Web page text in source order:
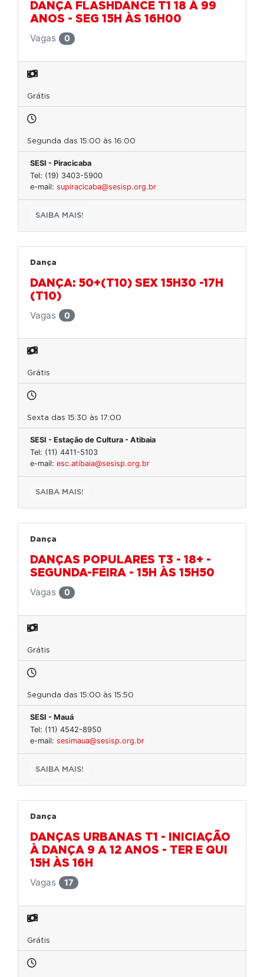
DANÇA FLASHDANCE T1 18 À 99
ANOS - SEG 15H ÀS 16H00
Vagas
0
Grátis
Segunda das 15:00 às 16:00
SESI - Piracicaba
Tel: (19) 3403-5900
e-mail: supiracicaba@sesisp.org.br
SAIBA MAIS!
Dança
DANÇA: 50+(T10) SEX 15H30 -17H
(T10)
Vagas
0
Grátis
Sexta das 15:30 às 17:00
SESI - Estação de Cultura - Atibaia
Tel: (11) 4411-5103
e-mail: esc.atibaia@sesisp.org.br
SAIBA MAIS!
Dança
DANÇAS POPULARES T3 - 18+ -
SEGUNDA-FEIRA - 15H ÀS 15H50
Vagas
0
Grátis
Segunda das 15:00 às 15:50
SESI - Mauá
Tel: (11) 4542-8950
e-mail: sesimaua@sesisp.org.br
SAIBA MAIS!
Dança
DANÇAS URBANAS T1 - INICIAÇÃO
À DANÇA 9 A 12 ANOS - TER E QUI
15H ÀS 16H
Vagas
17
Grátis